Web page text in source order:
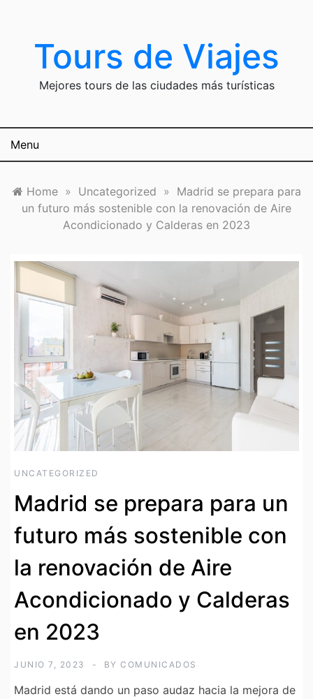
contentTours de Viajes
Mejores tours de las ciudades más turísticas
Menu
Home » Uncategorized » Madrid se prepara para
un futuro más sostenible con la renovación de Aire
Acondicionado y Calderas en 2023
UNCATEGORIZED
Madrid se prepara para un
futuro más sostenible con
la renovación de Aire
Acondicionado y Calderas
en 2023
JUNIO 7, 2023 BY COMUNICADOS
Madrid está dando un paso audaz hacia la mejora de